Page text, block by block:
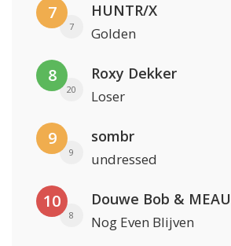
7
7
HUNTR/X
Golden
8
20
Roxy Dekker
Loser
9
9
sombr
undressed
10
8
Douwe Bob & MEAU
Nog Even Blijven